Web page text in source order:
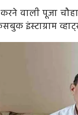
करने वाली पूजा
इंस्टाग्राम